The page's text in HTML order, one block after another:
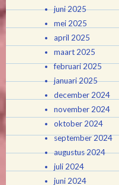
juni 2025
mei 2025
april 2025
maart 2025
februari 2025
januari 2025
december 2024
november 2024
oktober 2024
september 2024
augustus 2024
juli 2024
juni 2024